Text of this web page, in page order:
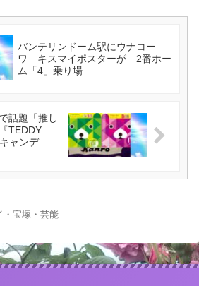
バンテリンドーム駅にウナコー
ワ キスマイポスターが 2番ホー
ム「4」乗り場
話題「推し
TEDDY
ャンデ
・宝塚・芸能